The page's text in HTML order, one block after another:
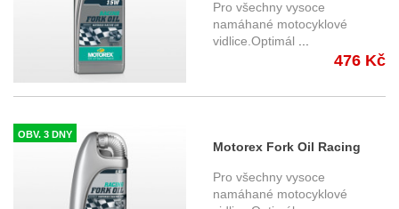
Pro všechny vysoce
namáhané motocyklové
vidlice.Optimál
476 Kč
OBV. 3 DNY
Motorex Fork Oil Racing
2,5W 1l. - Tlumičový olej
Pro všechny vysoce
namáhané motocyklové